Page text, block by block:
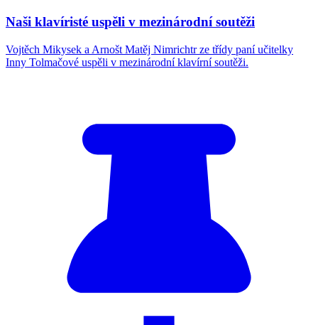
Naši klavíristé uspěli v mezinárodní soutěži
Vojtěch Mikysek a Arnošt Matěj Nimrichtr ze třídy paní učitelky
Inny Tolmačové uspěli v mezinárodní klavírní soutěži.